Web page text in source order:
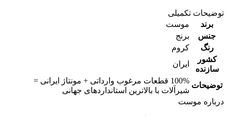
توضیحات تکمیلی
برند
موست
جنس
برنج
رنگ
کروم
کشور
سازنده
ایران
توضیحات
100% قطعات مرغوب وارداتی + مونتاژ ایرانی =
شیرآلات با بالاترین استانداردهای جهانی
درباره موست